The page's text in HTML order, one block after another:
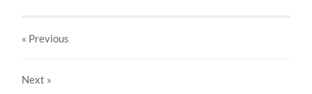
« Previous
Next »